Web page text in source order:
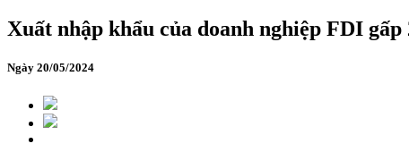
Xuất nhập khẩu của doanh nghiệp FDI
Ngày 20/05/2024